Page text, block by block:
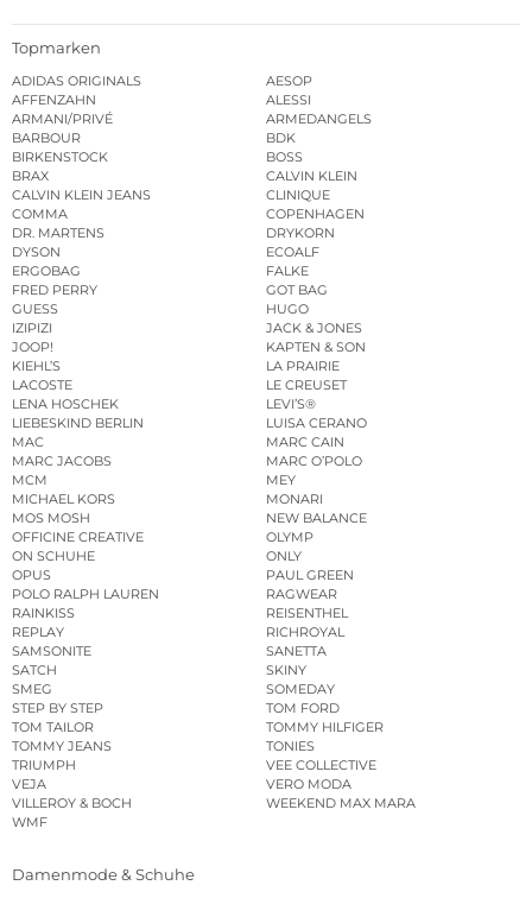
Topmarken
ADIDAS ORIGINALS
AESOP
AFFENZAHN
ALESSI
ARMANI/PRIVÉ
ARMEDANGELS
BARBOUR
BDK
BIRKENSTOCK
BOSS
BRAX
CALVIN KLEIN
CALVIN KLEIN JEANS
CLINIQUE
COMMA
COPENHAGEN
DR. MARTENS
DRYKORN
DYSON
ECOALF
ERGOBAG
FALKE
FRED PERRY
GOT BAG
GUESS
HUGO
IZIPIZI
JACK & JONES
JOOP!
KAPTEN & SON
KIEHL’S
LA PRAIRIE
LACOSTE
LE CREUSET
LENA HOSCHEK
LEVI’S®
LIEBESKIND BERLIN
LUISA CERANO
MAC
MARC CAIN
MARC JACOBS
MARC O’POLO
MCM
MEY
MICHAEL KORS
MONARI
MOS MOSH
NEW BALANCE
OFFICINE CREATIVE
OLYMP
ON SCHUHE
ONLY
OPUS
PAUL GREEN
POLO RALPH LAUREN
RAGWEAR
RAINKISS
REISENTHEL
REPLAY
RICHROYAL
SAMSONITE
SANETTA
SATCH
SKINY
SMEG
SOMEDAY
STEP BY STEP
TOM FORD
TOM TAILOR
TOMMY HILFIGER
TOMMY JEANS
TONIES
TRIUMPH
VEE COLLECTIVE
VEJA
VERO MODA
VILLEROY & BOCH
WEEKEND MAX MARA
WMF
Damenmode & Schuhe